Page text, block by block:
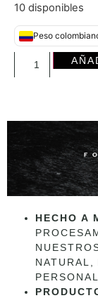
10 disponibles
Peso
HECHO A
NATURAL,